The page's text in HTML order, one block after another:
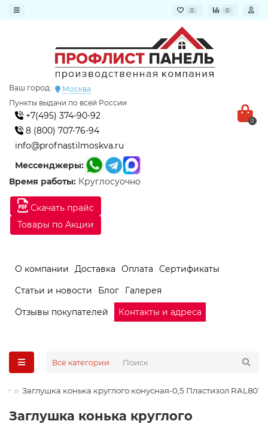
0 0
Скачать прайс
Товары по Акции
Ваш город:
Москва
Пункты выдачи по всей России
+7(495) 374-90-92
8 (800) 707-76-94
info@profnastilmoskva.ru
Мессенджеры:
Время работы: Круглосуочно
0
О компании Доставка Оплата
Сертификаты
Статьи и новости
Блог
Галерея
Отзывы покупателей
Контакты и адреса
Все категории
Заглушка конька круглого конусная-0,5 Пластизол RAL8017
Заглушка конька круглого